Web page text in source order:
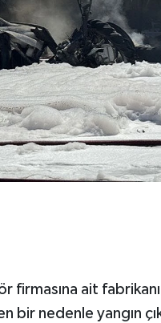
firmasına ait
bir nedenle yangın